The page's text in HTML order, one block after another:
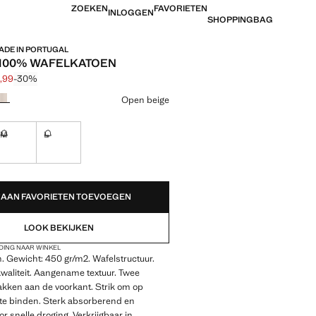
ZOEKENINLOGGENFAVORIETEN
SHOPPINGBAG
IN PORTUGAL
WAFELKATOEN
prijs doorgehaald [€ 59,99 ]
41,99 ]
-30%
Open beige
M L
AAN FAVORIETEN TOEVOEGEN
LOOK BEKIJKEN
NAAR WINKEL
Gewicht: 450 gr/m2. Wafelstructuur.
Aangename textuur. Twee
aan de voorkant. Strik om op
binden. Sterk absorberend en